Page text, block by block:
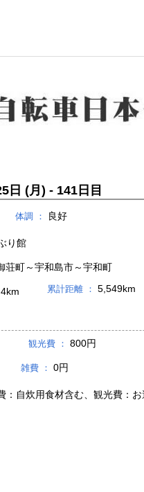
日 (月) - 141日目
体調 ： 良好
り館
荘町～宇和島市～宇和町
累計距離 ： 5,549km
観光費 ： 800円
雑費 ： 0円
：自炊用食材含む、観光費：